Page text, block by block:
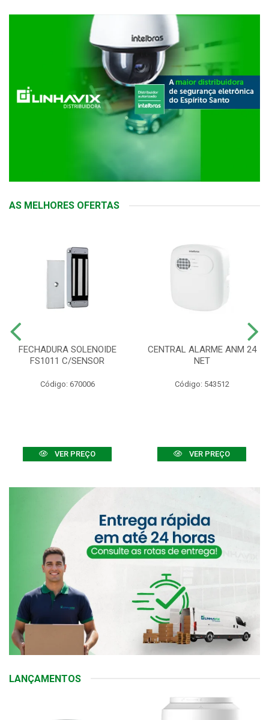
AS MELHORES OFERTAS
FECHADURA SOLENOIDE
FS1011 C/SENSOR
Código: 670006
VER PREÇO
CENTRAL ALARME ANM 24
NET
Código: 543512
VER PREÇO
LANÇAMENTOS